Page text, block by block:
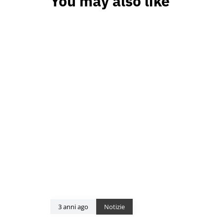
3 anni ago Notizie